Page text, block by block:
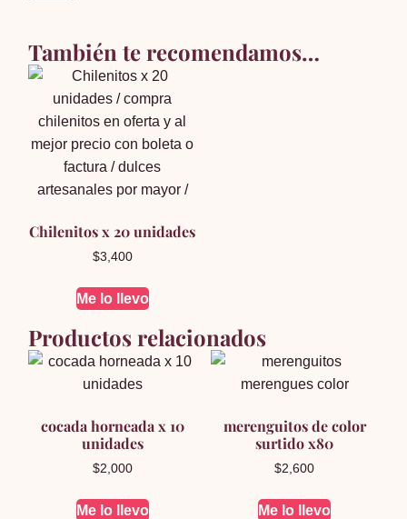
También te recomendamos…
Chilenitos x 20 unidades
$3,400
Me lo llevo
Productos relacionados
cocada horneada x 10
unidades
$2,000
Me lo llevo
merenguitos de color
surtido x80
$2,600
Me lo llevo